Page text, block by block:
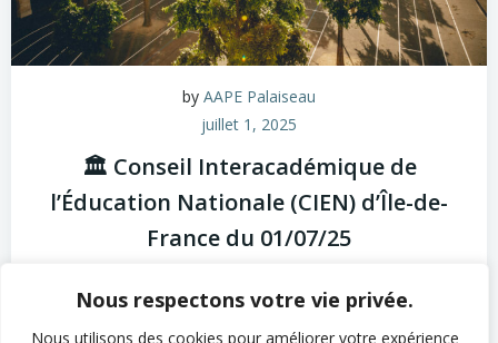
Nous respectons votre vie privée.
Nous utilisons des cookies pour améliorer votre expérience
by AAPE Palaiseau
juillet 1, 2025
🏛️ Conseil Interacadémique de
l’Éducation Nationale (CIEN) d’Île-de-
France du 01/07/25
l’UNAAPE Île-de-France, délégué à l’Académie de
Versailles, et […]